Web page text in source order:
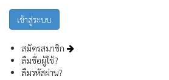
สมัครสมาชิก
ลืมชื่อผู้ใช้?
ลืมรหัสผ่าน?